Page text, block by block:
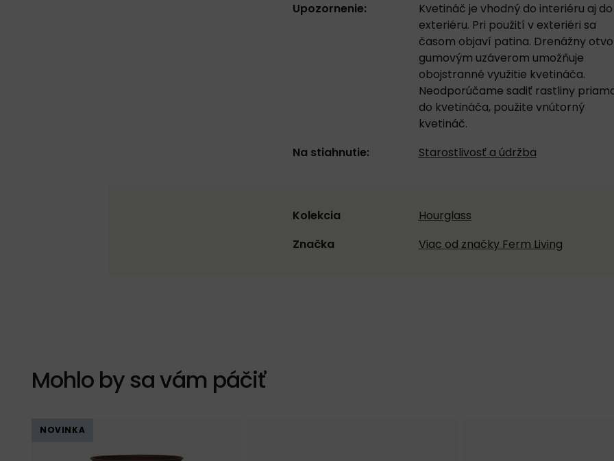
Upozornenie:
Kvetináč je vhodný do interiéru aj do
exteriéru. Pri použití v exteriéri sa
časom objaví patina. Drenážny
gumovým uzáverom umožňuje
obojstranné využitie kvetináča.
Neodporúčame sadiť rastliny
do kvetináča, použite vnútorný
kvetináč.
Na stiahnutie:
Starostlivosť a údržba
Kolekcia
Hourglass
Značka
Viac od značky Ferm Living
Mohlo by sa vám páčiť
NOVINKA